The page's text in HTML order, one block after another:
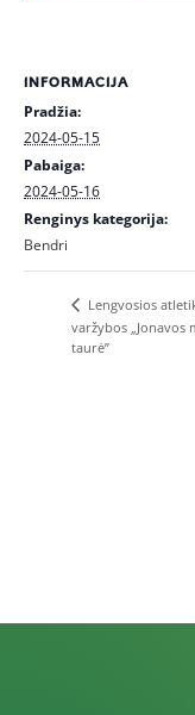
INFORMACIJA
Pradžia:
2024-05-15
Pabaiga:
2024-05-16
Renginys kategorija:
Bendri
Lengvosios
varžybos „Jonavos
taurė”